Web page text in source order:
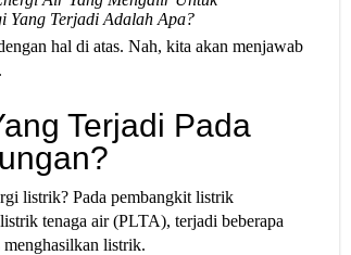
Yang Terjadi Adalah Apa?
hal di atas. Nah, kita akan menjawab
Terjadi Pada
listrik? Pada pembangkit listrik
tenaga air (PLTA), terjadi beberapa
menghasilkan listrik.